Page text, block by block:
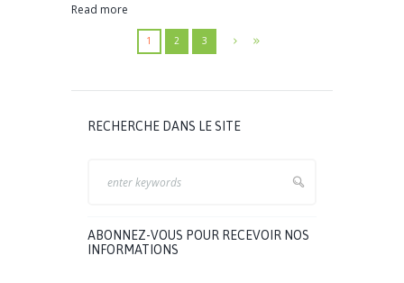
Read more
1 2 3
RECHERCHE DANS LE SITE
ABONNEZ-VOUS POUR RECEVOIR NOS
INFORMATIONS